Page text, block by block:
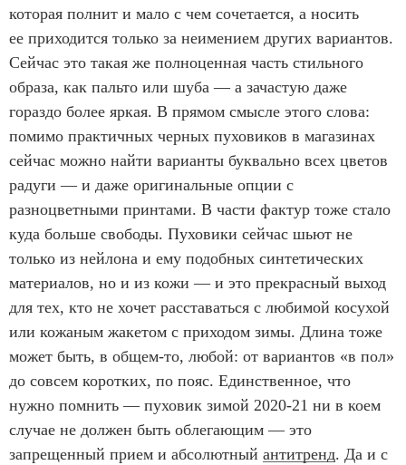
которая полнит и мало с чем сочетается, а носить
ее приходится только за неимением других вариантов.
Сейчас это такая же полноценная часть стильного
образа, как пальто или шуба — а зачастую даже
гораздо более яркая. В прямом смысле этого слова:
помимо практичных черных пуховиков в магазинах
сейчас можно найти варианты буквально всех цветов
радуги — и даже оригинальные опции с
разноцветными принтами. В части фактур тоже стало
куда больше свободы. Пуховики сейчас шьют не
только из нейлона и ему подобных синтетических
материалов, но и из кожи — и это прекрасный выход
для тех, кто не хочет расставаться с любимой косухой
или кожаным жакетом с приходом зимы. Длина тоже
может быть, в общем-то, любой: от вариантов «в пол»
до совсем коротких, по пояс. Единственное, что
нужно помнить — пуховик зимой 2020-21 ни в коем
случае не должен быть облегающим — это
запрещенный прием и абсолютный антитренд. Да и с